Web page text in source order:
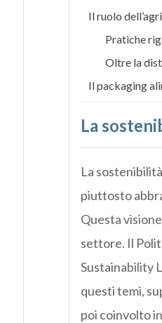
Il ruolo
Pratiche
Oltre la
Il packaging
La
La
piuttosto
Questa visione
settore. Il
Sustainability
questi temi,
poi coinvolto